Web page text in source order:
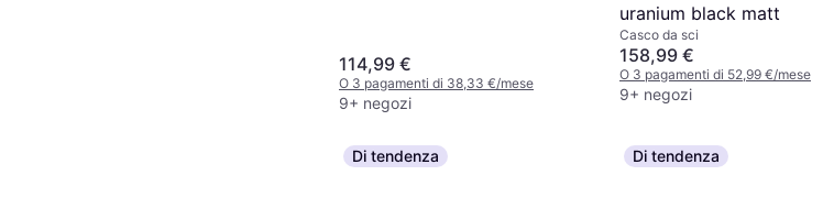
114,99 €
O 3 pagamenti di 38,33 €/mese
9+ negozi
uranium black matt
Casco da sci
158,99 €
O 3 pagamenti di 52,99 €/mese
9+ negozi
Di tendenza Di tendenza